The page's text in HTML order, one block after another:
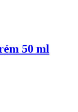
50 ml